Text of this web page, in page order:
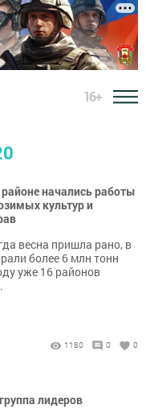
16+
начались работы
культур и
весна пришла рано, в
более 6 млн тонн
уже 16 районов
1180 0 0
лидеров